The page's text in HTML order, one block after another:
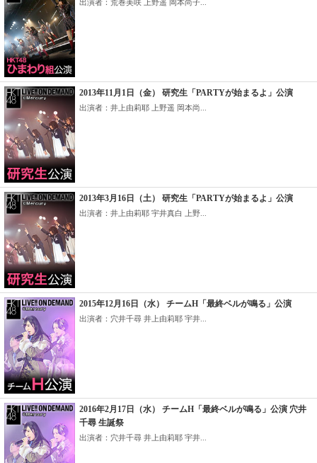
出演者：荒巻美咲 上野遥 岡本尚子...
2013年11月1日（金） 研究生「PARTYが始まるよ」公演
出演者：井上由莉耶 上野遥 岡本尚...
2013年3月16日（土） 研究生「PARTYが始まるよ」公演
出演者：井上由莉耶 宇井真白 上野...
2015年12月16日（水） チームH「最終ベルが鳴る」公演
出演者：穴井千尋 井上由莉耶 宇井...
2016年2月17日（水） チームH「最終ベルが鳴る」公演 穴井
千尋 生誕祭
出演者：穴井千尋 井上由莉耶 宇井...